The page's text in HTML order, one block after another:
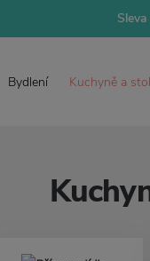
Bydlení Kuchyně a